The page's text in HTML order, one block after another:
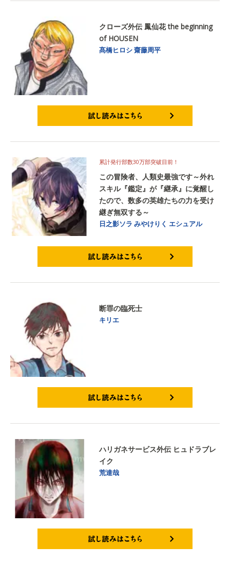
クローズ外伝 鳳仙花 the beginning
of HOUSEN
髙橋ヒロシ齋藤周平
累計発行部数30万部突破目前！
この冒険者、人類史最強です～外れ
スキル『鑑定』が『継承』に覚醒し
たので、数多の英雄たちの力を受け
継ぎ無双する～
日之影ソラ みやけりく エシュアル
断罪の臨死士
キリエ
ハリガネサービス外伝 ヒュドラブレ
イク
荒達哉